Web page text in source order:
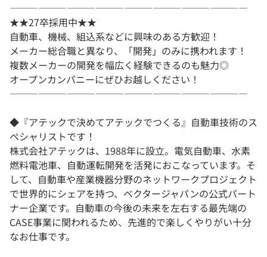
―――――――――――――――――――――――――
★★27卒採用中★★
自動車、機械、組込系などに興味のある方歓迎！
メーカー総合職と異なり、「開発」のみに携われます！
複数メーカーの開発を幅広く経験できるのも魅力◎
オープンカンパニーにぜひお越しください！
―――――――――――――――――――――――――
◆『アテックで決めてアテックでつくる』自動車技術のス
ペシャリストです！
株式会社アテックは、1988年に設立。電気自動車、水素
燃料電池車、自動運転開発を活発におこなっています。そ
して、自動車や産業機器分野のネットワークプロジェクト
で世界的にシェアを持つ、ベクタージャパンの公式パート
ナー企業です。自動車の今後の未来を左右する最先端の
CASE事業に関われるため、先進的で楽しくやりがい十分
なお仕事です。